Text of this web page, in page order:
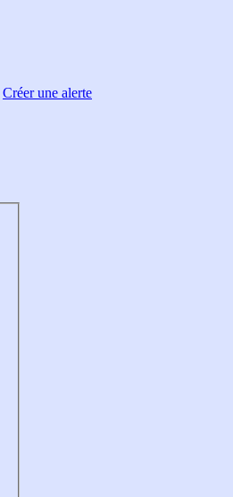
Créer une alerte